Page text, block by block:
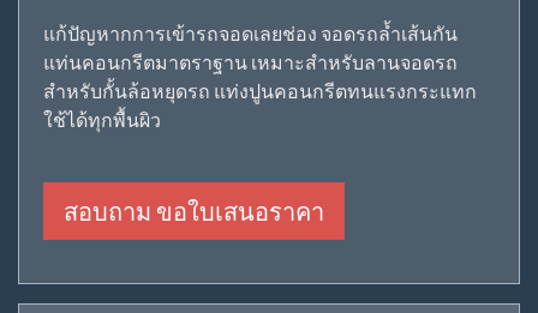
แก้ปัญหากการเข้ารถจอดเลยช่อง จอดรถล้ำเส้นกัน
แท่นคอนกรีตมาตราฐาน เหมาะสำหรับลานจอดรถ
สำหรับกั้นล้อหยุดรถ แท่งปูนคอนกรีตทนแรงกระแทก
ใช้ได้ทุกพื้นผิว
สอบถาม ขอใบเสนอราคา